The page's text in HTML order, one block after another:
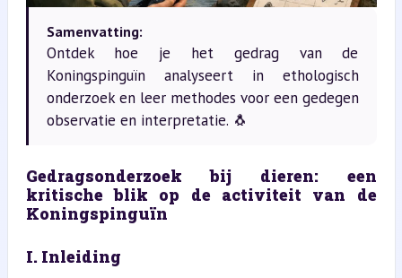
Samenvatting:
Ontdek hoe je het gedrag van de
Koningspinguïn analyseert in ethologisch
onderzoek en leer methodes voor een gedegen
observatie en interpretatie. 🐧
Gedragsonderzoek bij dieren: een
kritische blik op de activiteit van de
Koningspinguïn
I. Inleiding